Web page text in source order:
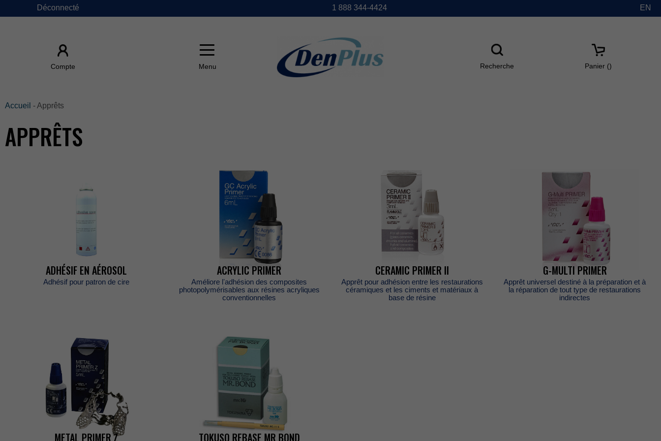
Déconnecté 1888344-4424 EN
ÀPROPOSDEDENPLUS
FAQ
ÉVÈNEMENTS
CARRIÈRES
BOUTIQUE
POLITIQUES
COMMERCIALES
Compte Recherche Panier()
Accueil -Apprêts
APPRÊTS
ADHÉSIFENAÉROSOL
Adhésifpourpatrondecire
ACRYLICPRIMER
Améliorelʼadhésiondescomposites
photopolymérisablesauxrésinesacryliques
conventionnelles
CERAMICPRIMERII
Apprêtpouradhésionentrelesrestaurations
céramiquesetlescimentsetmatériauxà
basederésine
G-MULTIPRIMER
Apprêtuniverseldestinéàlapréparationetà
laréparationdetouttypederestaurations
indirectes
METALPRIMERZ TOKUSOREBASEMRBOND